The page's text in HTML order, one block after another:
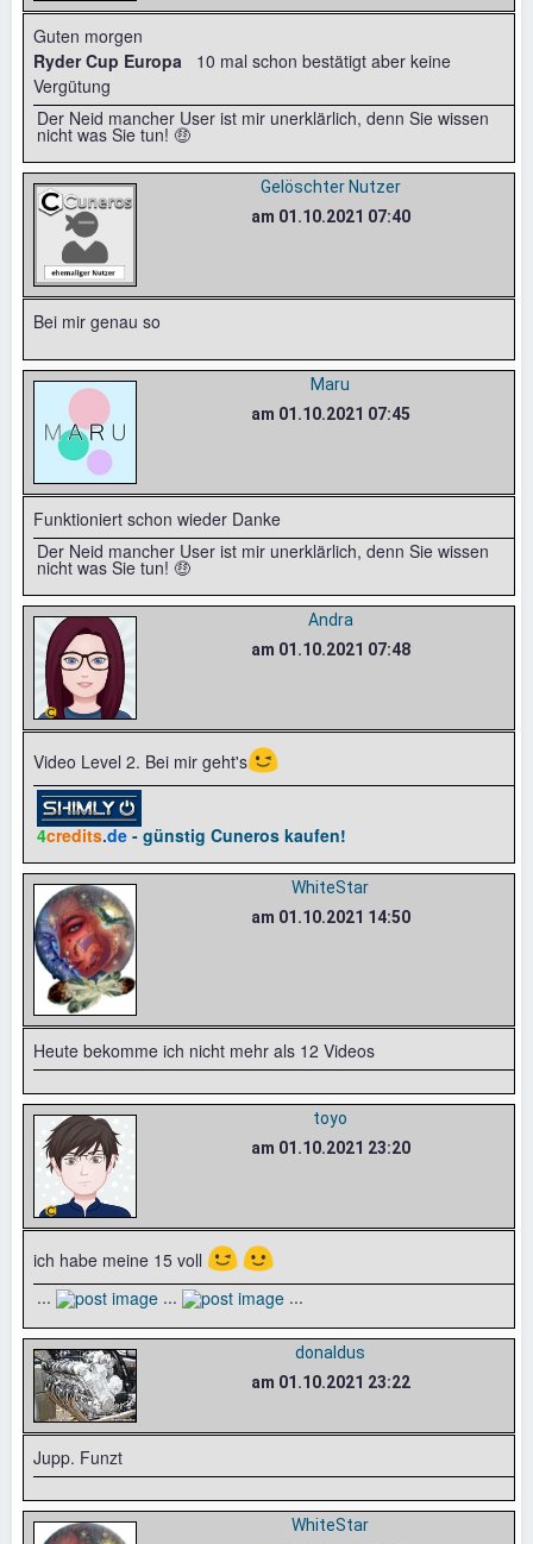
Guten morgen
Ryder Cup Europa
10 mal schon bestätigt aber keine
Vergütung
Der Neid mancher User ist mir unerklärlich, denn Sie wissen
nicht was Sie tun! 🤑
Gelöschter Nutzer
am 01.10.2021 07:40
Bei mir genau so
Maru
am 01.10.2021 07:45
Funktioniert schon wieder Danke
Der Neid mancher User ist mir unerklärlich, denn Sie wissen
nicht was Sie tun! 🤑
Andra
am 01.10.2021 07:48
Video Level 2. Bei mir geht's😉
4credits.de- günstig Cuneros kaufen!
WhiteStar
am 01.10.2021 14:50
Heute bekomme ich nicht mehr als 12 Videos
toyo
am 01.10.2021 23:20
ich habe meine 15 voll 😉🙂
... ... ...
donaldus
am 01.10.2021 23:22
Jupp. Funzt
WhiteStar